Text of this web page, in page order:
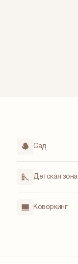
Cад
Детская зона
Коворкинг